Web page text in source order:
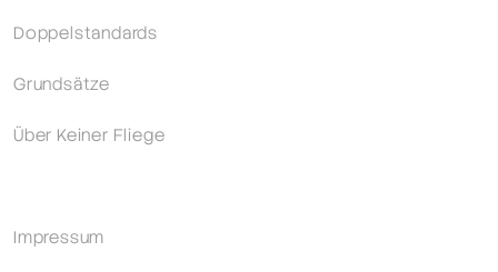
Doppelstandards
Grundsätze
Über Keiner Fliege
Impressum